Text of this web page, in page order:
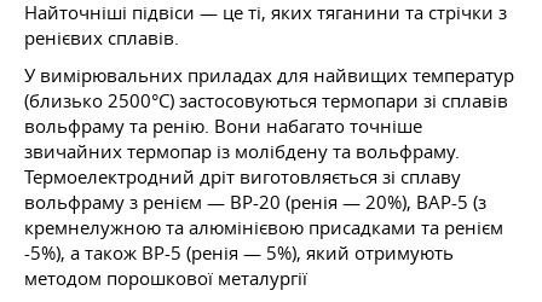
Найточніші підвіси — це ті, яких тяганини та стрічки з
ренієвих сплавів.
У вимірювальних приладах для найвищих температур
(близько 2500°C) застосовуються термопари зі сплавів
вольфраму та ренію. Вони набагато точніше
звичайних термопар із молібдену та вольфраму.
Термоелектродний дріт виготовляється зі сплаву
вольфраму з ренієм — BP-20 (ренія — 20%), BAP-5 (з
кремнелужною та алюмінієвою присадками та ренієм
-5%), а також BP-5 (ренія — 5%), який отримують
методом порошкової металургії